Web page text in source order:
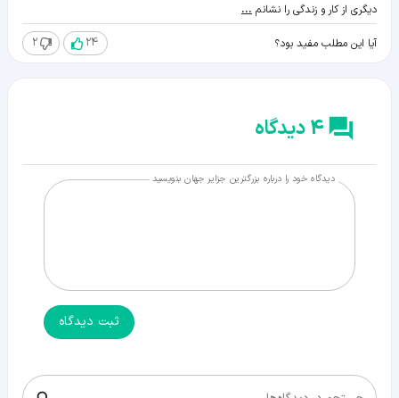
دیگری از کار و زندگی را نشانم ...
آیا این مطلب مفید بود؟ 24
2
4 دیدگاه
دیدگاه خود را درباره بزرگترین جزایر جهان بنویسید
ثبت دیدگاه